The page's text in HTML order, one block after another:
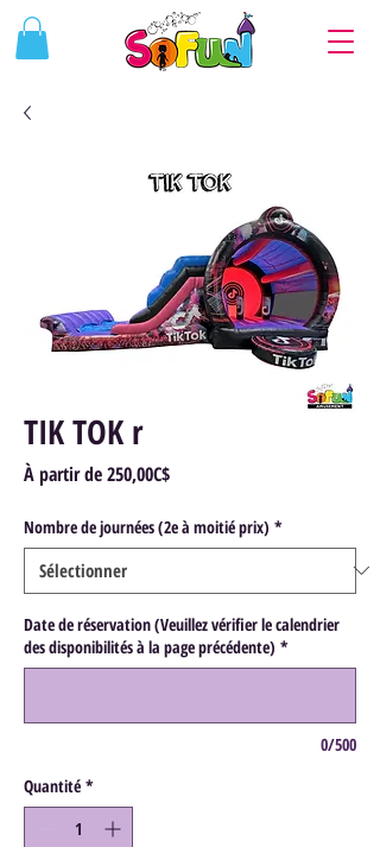
TIK TOK r
À partir de250,00C$Prix
Nombre de journées (2e à moitié prix) *
Date de réservation (Veuillez vérifier le calendrier
des disponibilités à la page précédente) *
0/500
Quantité *